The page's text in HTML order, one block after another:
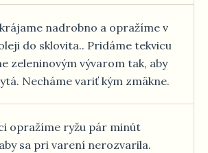
nadrobno a opražíme v
do sklovita.. Pridáme tekvicu
zeleninovým vývarom tak, aby
Necháme variť kým zmäkne.
opražíme ryžu pár minút
sa pri varení nerozvarila.